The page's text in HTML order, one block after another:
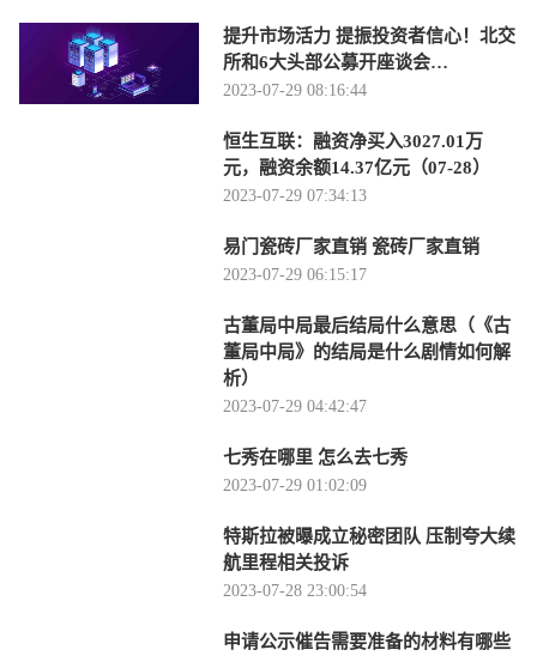
提升市场活力 提振投资者信心！北交
所和6大头部公募开座谈会…
2023-07-29 08:16:44
恒生互联：融资净买入3027.01万
元，融资余额14.37亿元（07-28）
2023-07-29 07:34:13
易门瓷砖厂家直销 瓷砖厂家直销
2023-07-29 06:15:17
古董局中局最后结局什么意思（《古
董局中局》的结局是什么剧情如何解
析）
2023-07-29 04:42:47
七秀在哪里 怎么去七秀
2023-07-29 01:02:09
特斯拉被曝成立秘密团队 压制夸大续
航里程相关投诉
2023-07-28 23:00:54
申请公示催告需要准备的材料有哪些